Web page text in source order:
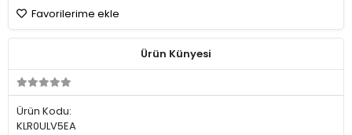
Favorilerime ekle
Ürün Künyesi
Ürün Kodu:
KLR0ULV5EA